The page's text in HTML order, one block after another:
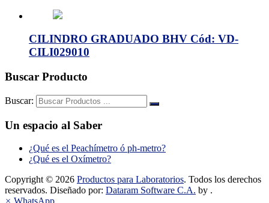
CILINDRO GRADUADO BHV Cód: VD-
CILI029010
Buscar Producto
Buscar:
Un espacio al Saber
¿Qué es el Peachímetro ó ph-metro?
¿Qué es el Oxímetro?
Copyright © 2026 Productos para Laboratorios. Todos los derechos
reservados. Diseñado por: Dataram Software C.A. by .